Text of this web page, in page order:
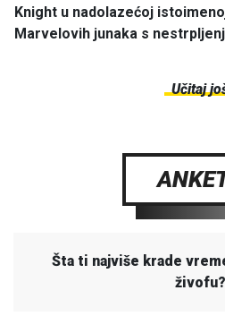
Knight u nadolazećoj
Marvelovih junaka s
Učitaj
Šta ti najviše krade
živofu?